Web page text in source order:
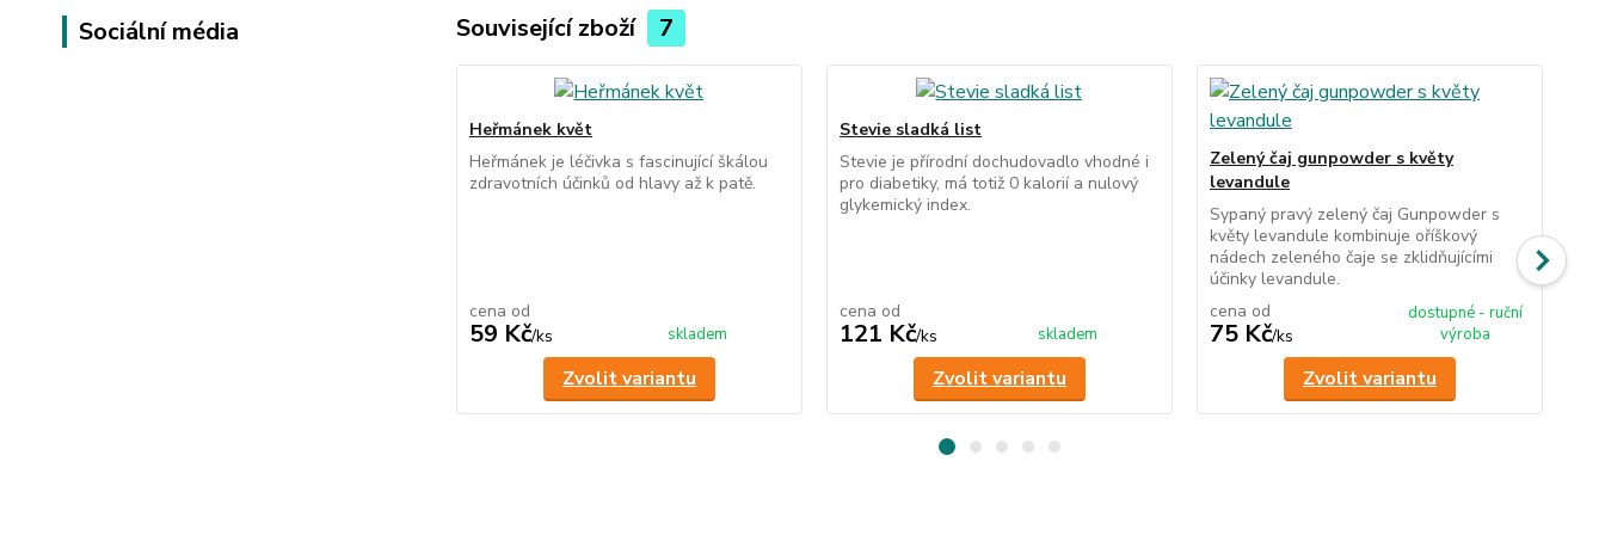
Sociální média Související zboží 7
Heřmánek květ
Heřmánek je léčivka s fascinující škálou
zdravotních účinků od hlavy až k patě.
cena od
59 Kč/ks skladem
Zvolit variantu
Stevie sladká list
Stevie je přírodní dochudovadlo vhodné i
pro diabetiky, má totiž 0 kalorií a nulový
glykemický index.
cena od
121 Kč/ks skladem
Zvolit variantu
Zelený čaj gunpowder s květy
levandule
Sypaný pravý zelený čaj Gunpowder s
květy levandule kombinuje oříškový
nádech zeleného čaje se zklidňujícími
účinky levandule.
cena od
75 Kč/ks
dostupné - ruční
výroba
Zvolit variantu